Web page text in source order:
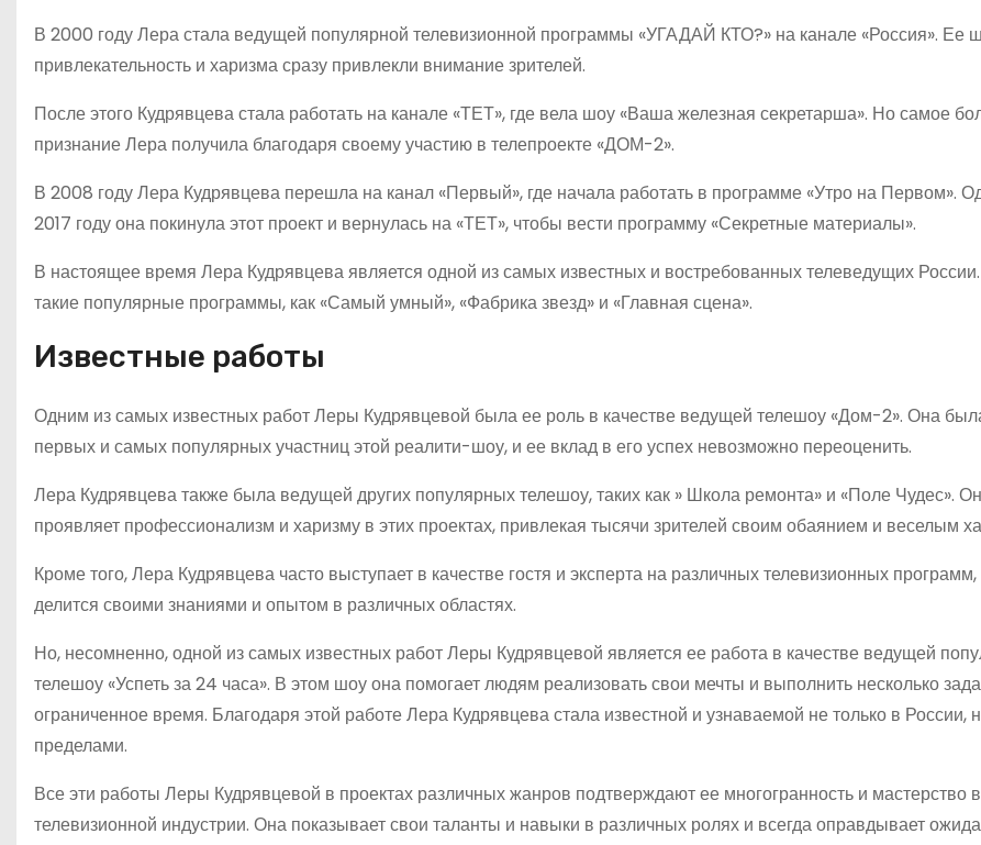
В 2000 году Лера стала ведущей популярной телевизионной программы «УГАДАЙ КТО?» на канале «Россия». Ее
привлекательность и харизма сразу привлекли внимание зрителей.
После этого Кудрявцева стала работать на канале «ТЕТ», где вела шоу «Ваша железная секретарша». Но самое
признание Лера получила благодаря своему участию в телепроекте «ДОМ-2».
В 2008 году Лера Кудрявцева перешла на канал «Первый», где начала работать в программе «Утро на Первом».
2017 году она покинула этот проект и вернулась на «ТЕТ», чтобы вести программу «Секретные материалы».
В настоящее время Лера Кудрявцева является одной из самых известных и востребованных телеведущих
такие популярные программы, как «Самый умный», «Фабрика звезд» и «Главная сцена».
Известные работы
Одним из самых известных работ Леры Кудрявцевой была ее роль в качестве ведущей телешоу «Дом-2». Она
первых и самых популярных участниц этой реалити-шоу, и ее вклад в его успех невозможно переоценить.
Лера Кудрявцева также была ведущей других популярных телешоу, таких как » Школа ремонта» и «Поле Чудес».
проявляет профессионализм и харизму в этих проектах, привлекая тысячи зрителей своим обаянием и веселым
Кроме того, Лера Кудрявцева часто выступает в качестве гостя и эксперта на различных телевизионных программ,
делится своими знаниями и опытом в различных областях.
Но, несомненно, одной из самых известных работ Леры Кудрявцевой является ее работа в качестве ведущей
телешоу «Успеть за 24 часа». В этом шоу она помогает людям реализовать свои мечты и выполнить несколько
ограниченное время. Благодаря этой работе Лера Кудрявцева стала известной и узнаваемой не только в России,
пределами.
Все эти работы Леры Кудрявцевой в проектах различных жанров подтверждают ее многогранность и мастерство в
телевизионной индустрии. Она показывает свои таланты и навыки в различных ролях и всегда оправдывает